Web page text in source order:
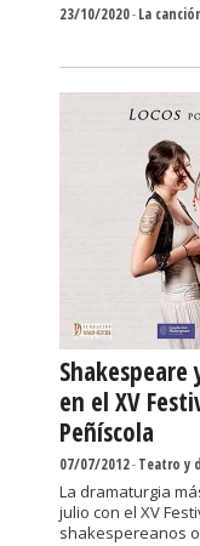
23/10/2020-La
en el XV
Peñíscola
07/07/2012-Teatro y
La dramaturgia
julio con el XV
shakespereanos